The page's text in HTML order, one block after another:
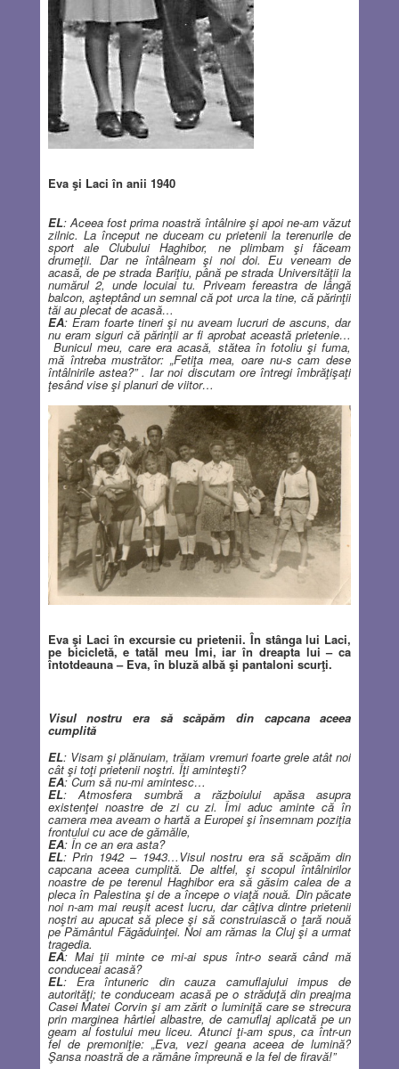
Eva şi Laci în anii 1940
EL: Aceea fost prima noastră întâlnire şi apoi ne-am văzut
zilnic. La început ne duceam cu prietenii la terenurile de
sport ale Clubului Haghibor, ne plimbam şi făceam
drumeţii. Dar ne întâlneam şi noi doi. Eu veneam de
acasă, de pe strada Bariţiu, până pe strada Universităţii la
numărul 2, unde locuiai tu. Priveam fereastra de lângă
balcon, aşteptând un semnal că pot urca la tine, că părinţii
tăi au plecat de acasă…
EA: Eram foarte tineri şi nu aveam lucruri de ascuns, dar
nu eram siguri că părinţii ar fi aprobat această prietenie…
Bunicul meu, care era acasă, stătea în fotoliu şi fuma,
mă întreba mustrător: „Fetiţa mea, oare nu-s cam dese
întâlnirile astea?” . Iar noi discutam ore întregi îmbrăţişaţi
ţesând vise şi planuri de viitor…
Eva şi Laci în excursie cu prietenii. În stânga lui Laci,
pe bicicletă, e tatăl meu Imi, iar în dreapta lui – ca
întotdeauna – Eva, în bluză albă şi pantaloni scurţi.
Visul nostru era să scăpăm din capcana aceea
cumplită
EL: Visam şi plănuiam, trăiam vremuri foarte grele atât noi
cât şi toţi prietenii noştri. Îţi aminteşti?
EA: Cum să nu-mi amintesc…
EL: Atmosfera sumbră a războiului apăsa asupra
existenţei noastre de zi cu zi. Îmi aduc aminte că în
camera mea aveam o hartă a Europei şi însemnam poziţia
frontului cu ace de gămălie,
EA: În ce an era asta?
EL: Prin 1942 – 1943…Visul nostru era să scăpăm din
capcana aceea cumplită. De altfel, şi scopul întâlnirilor
noastre de pe terenul Haghibor era să găsim calea de a
pleca în Palestina şi de a începe o viaţă nouă. Din păcate
noi n-am mai reuşit acest lucru, dar câţiva dintre prietenii
noştri au apucat să plece şi să construiască o ţară nouă
pe Pământul Făgăduinţei. Noi am rămas la Cluj şi a urmat
tragedia.
EA: Mai ţii minte ce mi-ai spus într-o seară când mă
conduceai acasă?
EL: Era întuneric din cauza camuflajului impus de
autorităţi; te conduceam acasă pe o străduţă din preajma
Casei Matei Corvin şi am zărit o luminiţă care se strecura
prin marginea hârtiei albastre, de camuflaj aplicată pe un
geam al fostului meu liceu.Atunci ţi-am spus, ca într-un
fel de premoniţie: „Eva, vezi geana aceea de lumină?
Şansa noastră de a rămâne împreună e la fel de firavă!”